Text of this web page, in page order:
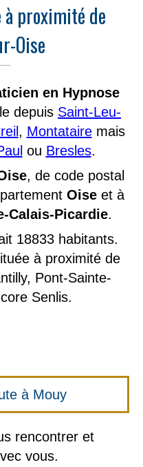
proximité de
Oise
en Hypnose
depuis Saint-Leu-
, Montatairemais
ou Bresles.
, de code postal
Oiseet à
Calais-Picardie.
18833 habitants.
à proximité de
Pont-Sainte-
Senlis.
à Mouy
rencontrer et
vous.